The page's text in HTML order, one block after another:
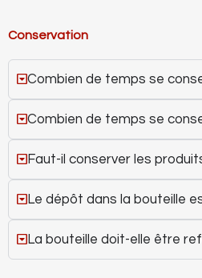
Conservation
Combien de temps se
Combien de temps se
Faut-il conserver les
Le dépôt dans la bouteille
La bouteille doit-elle être